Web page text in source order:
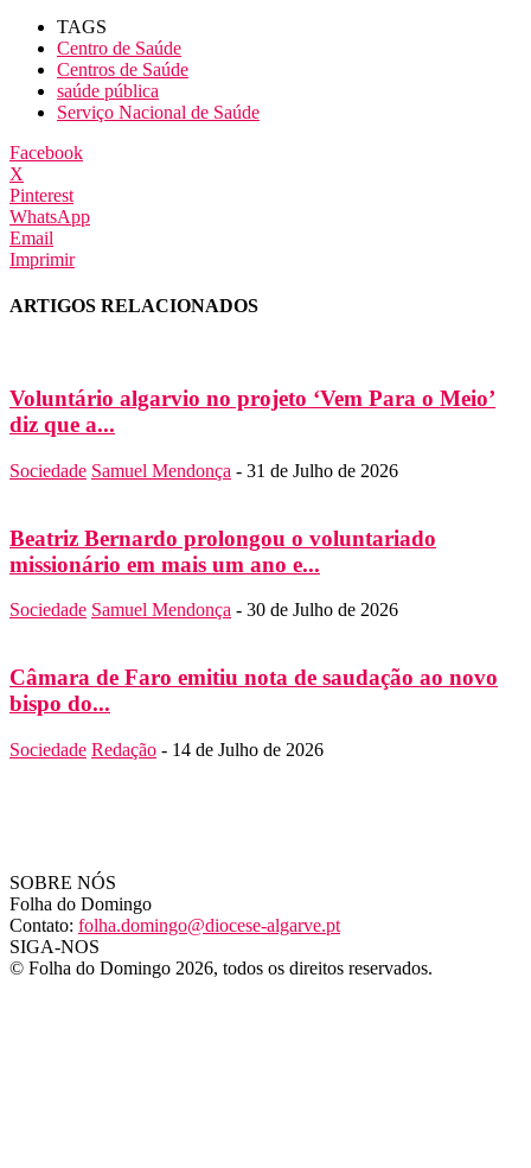
TAGS
Centro de Saúde
Centros de Saúde
saúde pública
Serviço Nacional de Saúde
Facebook
X
Pinterest
WhatsApp
Email
Imprimir
ARTIGOS RELACIONADOS
Voluntário algarvio no projeto ‘Vem Para o Meio’
diz que a...
Sociedade Samuel Mendonça - 31 de Julho de 2026
Beatriz Bernardo prolongou o voluntariado
missionário em mais um ano e...
Sociedade Samuel Mendonça - 30 de Julho de 2026
Câmara de Faro emitiu nota de saudação ao novo
bispo do...
Sociedade Redação - 14 de Julho de 2026
SOBRE NÓS
Folha do Domingo
Contato: folha.domingo@diocese-algarve.pt
SIGA-NOS
© Folha do Domingo 2026, todos os direitos reservados.